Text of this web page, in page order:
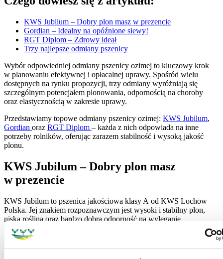
KWS Jubilum – Dobry plon masz w prezencie
Gordian – Idealny na opóźnione siewy!
RGT Diplom – Zdrowy ideał
Trzy najlepsze odmiany pszenicy
Wybór odpowiedniej odmiany pszenicy ozimej to kluczowy krok
w planowaniu efektywnej i opłacalnej uprawy. Spośród wielu
dostępnych na rynku propozycji, trzy odmiany wyróżniają się
szczególnym potencjałem plonowania, odpornością na choroby
oraz elastycznością w zakresie uprawy.
Przedstawiamy topowe odmiany pszenicy ozimej: KWS Jubilum,
Gordian oraz RGT Diplom – każda z nich odpowiada na inne
potrzeby rolników, oferując zarazem stabilność i wysoką jakość
plonu.
KWS Jubilum – Dobry plon masz
w prezencie
KWS Jubilum to pszenica jakościowa klasy A od KWS Lochow
Polska. Jej znakiem rozpoznawczym jest wysoki i stabilny plon,
niska roślina oraz bardzo dobra odporność na wyleganie
i porastanie. Cechuje się także odpornością na okresowe susze
i mrozoodpornością na poziomie 4 (wg COBORU), co zapewnia
bezpieczeństwo w zmiennych warunkach klimatycznych.